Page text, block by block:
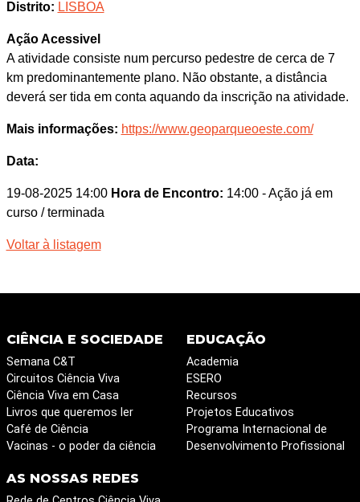
Distrito: LISBOA
Ação Acessivel
A atividade consiste num percurso pedestre de cerca de 7
km predominantemente plano. Não obstante, a distância
deverá ser tida em conta aquando da inscrição na atividade.
Mais informações: https://www.geoparqueoeste.com/
Data:
19-08-2025 14:00 Hora de Encontro: 14:00 - Ação já em
curso / terminada
Voltar à listagem
CIÊNCIA E SOCIEDADE
Semana C&T
Circuitos Ciência Viva
Ciência Viva em Casa
Livros que queremos ler
Café de Ciência
Vacinas - o poder da ciência
EDUCAÇÃO
Academia
ESERO
Recursos
Projetos Educativos
Programa Internacional de
Desenvolvimento Profissional
AS NOSSAS REDES